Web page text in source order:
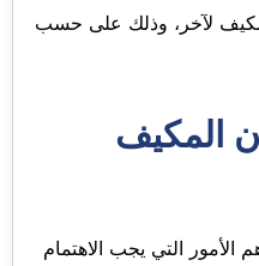
لآخر، وذلك على حسب
المكيف
الأمور التي يجب الاهتمام